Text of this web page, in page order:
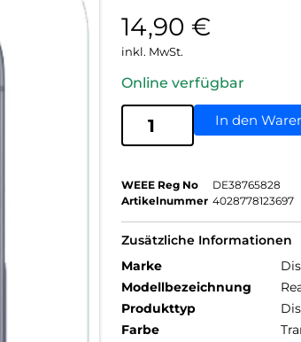
14,90 €
inkl. MwSt.
Online verfügbar
In den
WEEE Reg No
DE38765828
Artikelnummer 4028778123697
Zusätzliche Informationen
Marke
Modellbezeichnung
Produkttyp
Farbe